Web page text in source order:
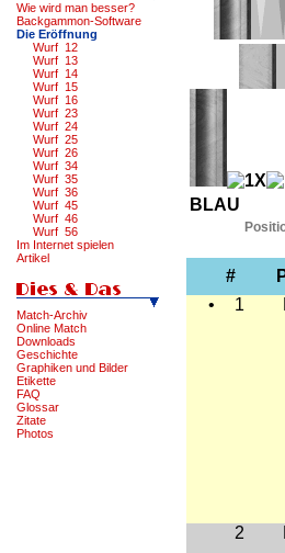
Wie wird man besser?
Backgammon-Software
Die Eröffnung
Wurf 12
Wurf 13
Wurf 14
Wurf 15
Wurf 16
Wurf 23
Wurf 24
Wurf 25
Wurf 26
Wurf 34
Wurf 35
Wurf 36
Wurf 45
Wurf 46
Wurf 56
Im Internet spielen
Artikel
Match-Archiv
Online Match
Downloads
Geschichte
Graphiken und Bilder
Etikette
FAQ
Glossar
Zitate
Photos
BLAU
#
•
1
2